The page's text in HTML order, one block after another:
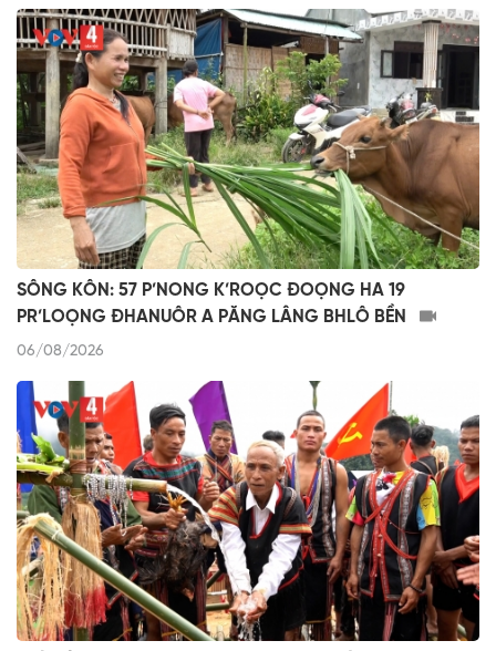
SÔNG KÔN: 57 P’NONG K’ROỌC ĐOỌNG HA 19
PR’LOỌNG ĐHANUÔR A PĂNG LÂNG BHLÔ BỀN
06/08/2026